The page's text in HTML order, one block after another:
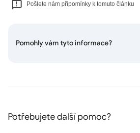
Pošlete nám připomínky k tomuto článku
Pomohly vám tyto informace?
Potřebujete další pomoc?